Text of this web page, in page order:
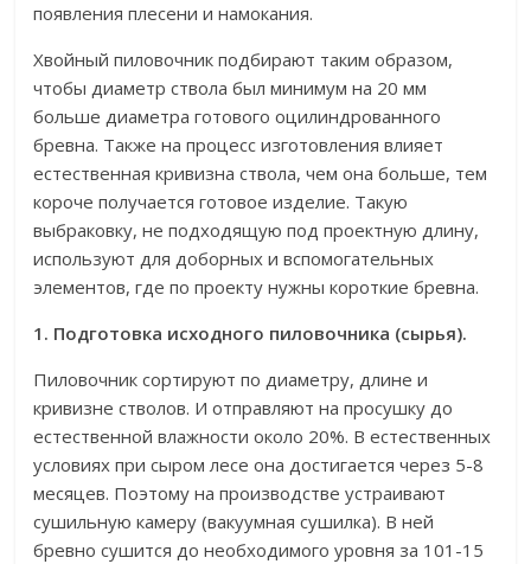
появления плесени и намокания.
Хвойный пиловочник подбирают таким образом,
чтобы диаметр ствола был минимум на 20 мм
больше диаметра готового оцилиндрованного
бревна. Также на процесс изготовления влияет
естественная кривизна ствола, чем она больше, тем
короче получается готовое изделие. Такую
выбраковку, не подходящую под проектную длину,
используют для доборных и вспомогательных
элементов, где по проекту нужны короткие бревна.
1. Подготовка исходного пиловочника (сырья).
Пиловочник сортируют по диаметру, длине и
кривизне стволов. И отправляют на просушку до
естественной влажности около 20%. В естественных
условиях при сыром лесе она достигается через 5-8
месяцев. Поэтому на производстве устраивают
сушильную камеру (вакуумная сушилка). В ней
бревно сушится до необходимого уровня за 101-15